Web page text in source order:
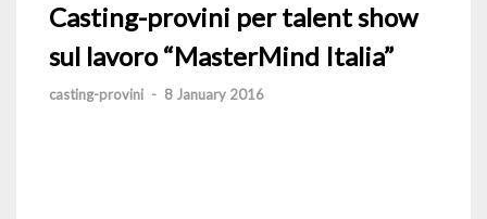
Casting-provini per talent show
sul lavoro “MasterMind Italia”
casting-provini - 8 January 2016